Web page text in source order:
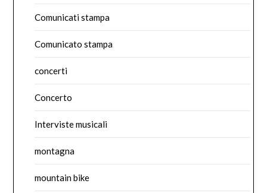
Comunicati stampa
Comunicato stampa
concerti
Concerto
Interviste musicali
montagna
mountain bike